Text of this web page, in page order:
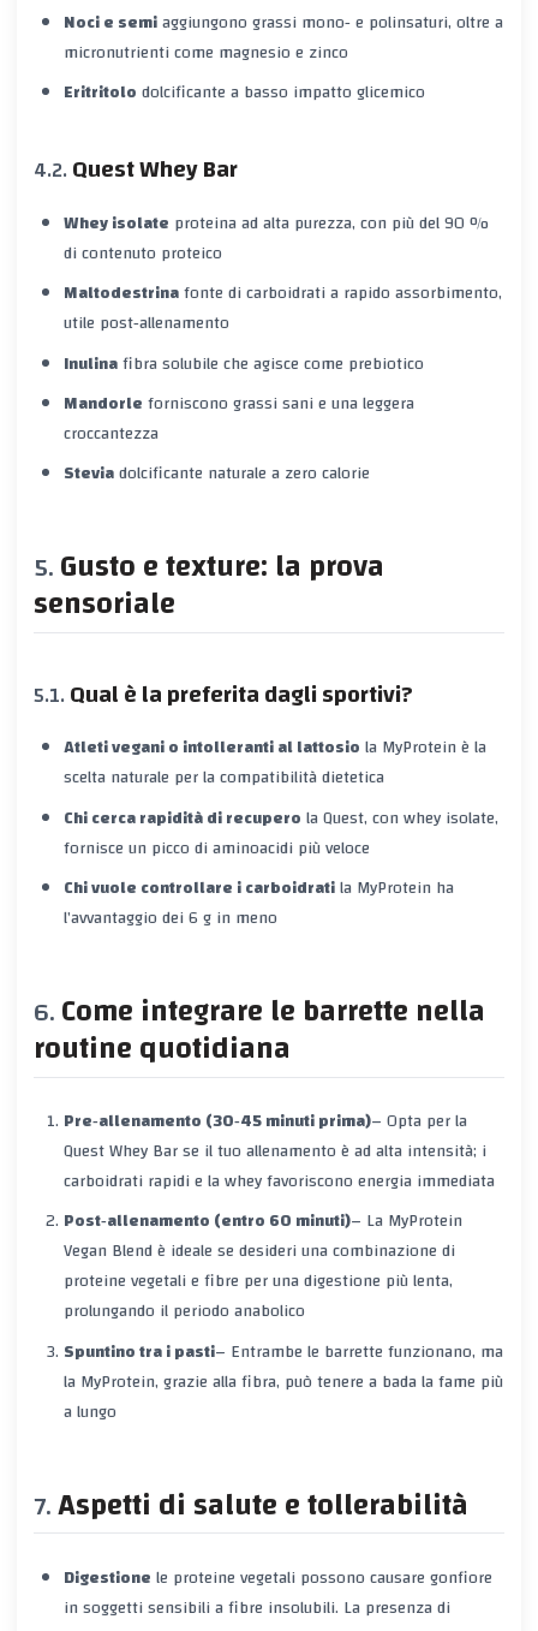
Noci e semiaggiungono grassi mono‑ e polinsaturi, oltre a
micronutrienti come magnesio e zinco
Eritritolodolcificante a basso impatto glicemico
Quest Whey Bar
Whey isolate proteina ad alta purezza, con più del 90 %
di contenuto proteico
Maltodestrinafonte di carboidrati a rapido assorbimento,
utile post‑allenamento
Inulinafibra solubile che agisce come prebiotico
Mandorleforniscono grassi sani e una leggera
croccantezza
Steviadolcificante naturale a zero calorie
Gusto e texture: la prova
sensoriale
Qual è la preferita dagli sportivi?
Atleti vegani o intolleranti al lattosiola MyProtein è la
scelta naturale per la compatibilità dietetica
Chi cerca rapidità di recuperola Quest, con whey isolate,
fornisce un picco di aminoacidi più veloce
Chi vuole controllare i carboidratila MyProtein ha
l’avvantaggio dei 6 g in meno
Come integrare le barrette nella
routine quotidiana
Pre‑allenamento (30‑45 minuti prima)– Opta per la
Quest Whey Barse il tuo allenamento è ad alta intensità; i
carboidrati rapidi e la whey favoriscono energia immediata
Post‑allenamento (entro 60 minuti)– La MyProtein
Vegan Blendè ideale se desideri una combinazione di
proteine vegetali e fibre per una digestione più lenta,
prolungando il periodo anabolico
Spuntino tra i pasti– Entrambe le barrette funzionano, ma
la MyProtein, grazie alla fibra, può tenere a bada la fame più
a lungo
Aspetti di salute e tollerabilità
Digestionele proteine vegetali possono causare gonfiore
in soggetti sensibili a fibre insolubili. La presenza di